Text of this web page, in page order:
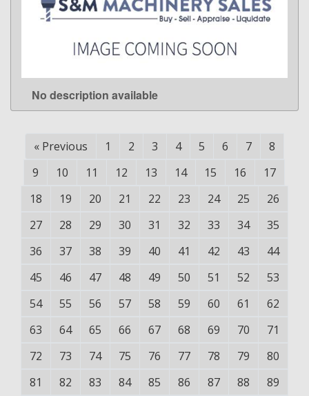
LEARN MORE
No description available
« Previous 1 2 3 4 5 6 7
8
9
10 11 12 13 14 15 16
17
18
19 20 21 22 23 24 25
26
27
28 29 30 31 32 33 34
35
36
37 38 39 40 41 42 43
44
45
46 47 48 49 50 51 52
53
54
55 56 57 58 59 60 61
62
63
64 65 66 67 68 69 70
71
72
73 74 75 76 77 78 79
80
81
82 83 84 85 86 87 88
89